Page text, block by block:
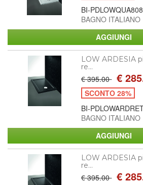
BI-
BAGNO ITALIANO
LOW ARDESIA
re...
€ 395.00 €
SCONTO 28%
BI-
BAGNO ITALIANO
LOW ARDESIA
re...
€ 395.00 €